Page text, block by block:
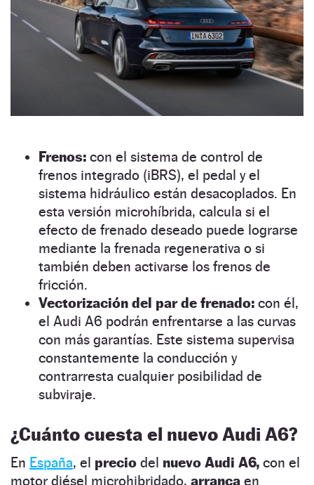
Frenos: con el sistema de control de
frenos integrado (iBRS), el pedal y el
sistema hidráulico están desacoplados. En
esta versión microhíbrida, calcula si el
efecto de frenado deseado puede lograrse
mediante la frenada regenerativa o si
también deben activarse los frenos de
fricción.
Vectorización del par de frenado: con él,
el Audi A6 podrán enfrentarse a las curvas
con más garantías. Este sistema supervisa
constantemente la conducción y
contrarresta cualquier posibilidad de
subviraje.
¿Cuánto cuesta el nuevo Audi A6?
En España, el precio del nuevo Audi A6, con el
motor diésel microhibridado, arranca en